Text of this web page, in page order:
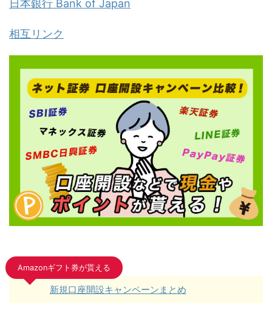
日本銀行 Bank of Japan
相互リンク
Amazonギフト券が貰える
新規口座開設キャンペーンまとめ